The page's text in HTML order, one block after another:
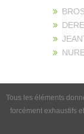
Tous les éléments
forcément exhaustifs